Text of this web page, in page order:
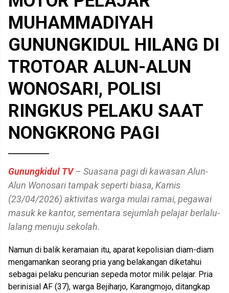
MUHAMMADIYAH
GUNUNGKIDUL HILANG DI
TROTOAR ALUN-ALUN
WONOSARI, POLISI
RINGKUS PELAKU SAAT
NONGKRONG PAGI
Gunungkidul TV– Suasana pagi di kawasan Alun-
Alun Wonosari tampak seperti biasa, Kamis
(23/04/2026) aktivitas warga mulai ramai, pegawai
masuk ke kantor, sementara sejumlah pelajar berlalu-
lalang menuju sekolah.
Namun di balik keramaian itu, aparat kepolisian diam-diam
mengamankan seorang pria yang belakangan diketahui
sebagai pelaku pencurian sepeda motor milik pelajar. Pria
berinisial AF (37), warga Bejiharjo, Karangmojo, ditangkap